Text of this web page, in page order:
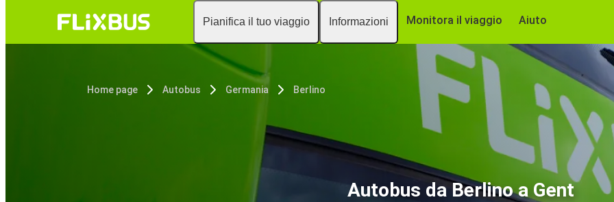
Pianifica il tuo viaggio Informazioni Monitora il viaggio Aiuto
Home page Autobus Germania Berlino
Autobus da Berlino a Gent